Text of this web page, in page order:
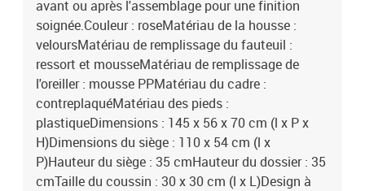
avant ou après l'assemblage pour une finition
soignée.Couleur : roseMatériau de la housse :
veloursMatériau de remplissage du fauteuil :
ressort et mousseMatériau de remplissage de
l'oreiller : mousse PPMatériau du cadre :
contreplaquéMatériau des pieds :
plastiqueDimensions : 145 x 56 x 70 cm (l x P x
H)Dimensions du siège : 110 x 54 cm (l x
P)Hauteur du siège : 35 cmHauteur du dossier : 35
cmTaille du coussin : 30 x 30 cm (l x L)Design à